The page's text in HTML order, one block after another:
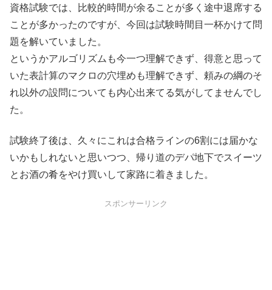
資格試験では、比較的時間が余ることが多く途中退席する
ことが多かったのですが、今回は試験時間目一杯かけて問
題を解いていました。
というかアルゴリズムも今一つ理解できず、得意と思って
いた表計算のマクロの穴埋めも理解できず、頼みの綱のそ
れ以外の設問についても内心出来てる気がしてませんでし
た。
試験終了後は、久々にこれは合格ラインの6割には届かな
いかもしれないと思いつつ、帰り道のデパ地下でスイーツ
とお酒の肴をやけ買いして家路に着きました。
スポンサーリンク